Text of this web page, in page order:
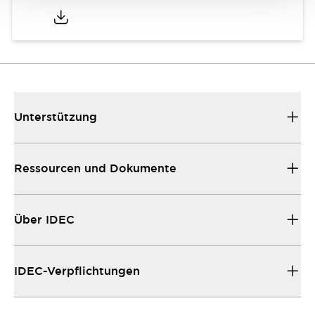
Unterstützung
Ressourcen und Dokumente
Über IDEC
IDEC-Verpflichtungen